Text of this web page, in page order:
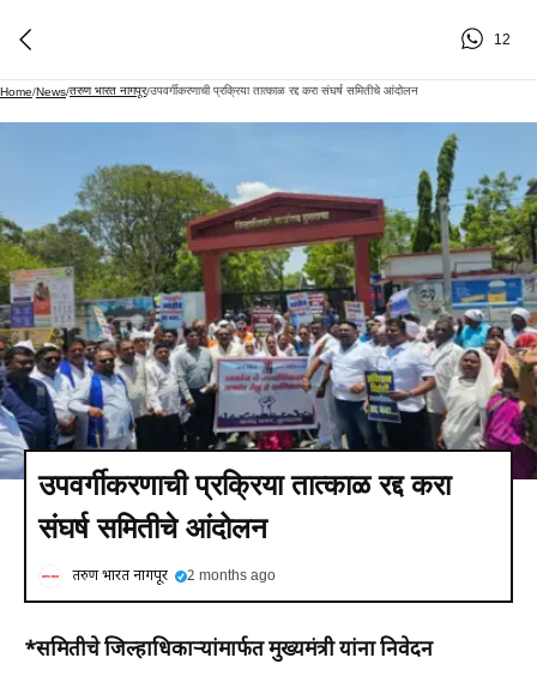
12
Home/News/तरुण भारत नागपूर/उपवर्गीकरणाची प्रक्रिया तात्काळ रद्द करा संघर्ष समितीचे आंदोलन
उपवर्गीकरणाची प्रक्रिया तात्काळ रद्द करा
संघर्ष समितीचे आंदोलन
तरुण भारत नागपूर 2 months ago
*समितीचे जिल्हाधिकार्‍यांमार्फत मुख्यमंत्री यांना निवेदन